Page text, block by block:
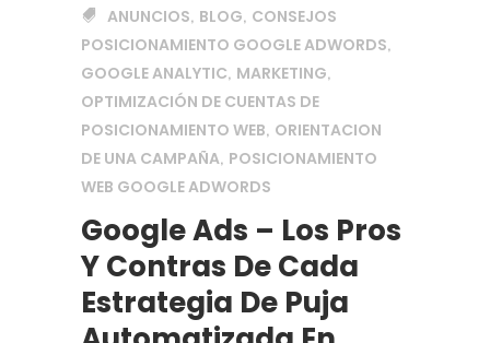
ANUNCIOS, BLOG, CONSEJOS
POSICIONAMIENTO GOOGLE ADWORDS,
GOOGLE ANALYTIC, MARKETING,
OPTIMIZACIÓN DE CUENTAS DE
POSICIONAMIENTO WEB, ORIENTACION
DE UNA CAMPAÑA, POSICIONAMIENTO
WEB GOOGLE ADWORDS
Google Ads – Los Pros
Y Contras De Cada
Estrategia De Puja